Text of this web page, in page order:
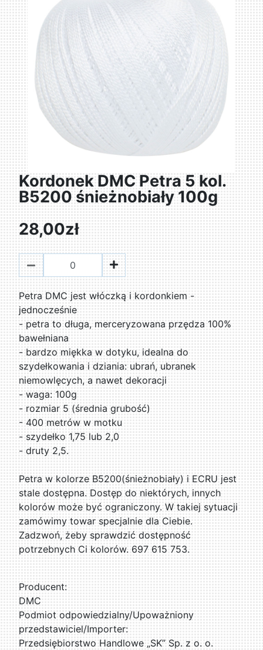
Kordonek DMC Petra 5 kol.
B5200 śnieżnobiały 100g
28,00zł
Petra DMC jest włóczką i kordonkiem -
jednocześnie
- petra to długa, merceryzowana przędza 100%
bawełniana
- bardzo miękka w dotyku, idealna do
szydełkowania i dziania: ubrań, ubranek
niemowlęcych, a nawet dekoracji
- waga: 100g
- rozmiar 5 (średnia grubość)
- 400 metrów w motku
- szydełko 1,75 lub 2,0
- druty 2,5.
Petra w kolorze B5200(śnieżnobiały) i ECRU jest
stale dostępna. Dostęp do niektórych, innych
kolorów może być ograniczony. W takiej sytuacji
zamówimy towar specjalnie dla Ciebie.
Zadzwoń, żeby sprawdzić dostępność
potrzebnych Ci kolorów. 697 615 753.
Producent:
DMC
Podmiot odpowiedzialny/Upoważniony
przedstawiciel/Importer:
Przedsiębiorstwo Handlowe „SK” Sp. z o. o.